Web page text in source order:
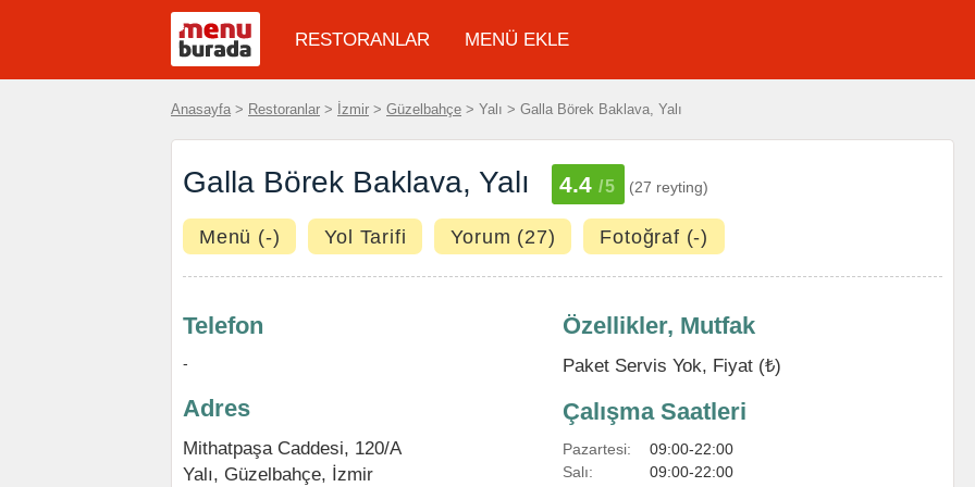
RESTORANLAR MENÜ EKLE
Anasayfa > Restoranlar > İzmir > Güzelbahçe > Yalı > Galla Börek Baklava, Yalı
Galla Börek Baklava, Yalı 4.4 /5 (27 reyting)
Menü (-) Yol Tarifi Yorum (27) Fotoğraf (-)
Telefon
-
Adres
Mithatpaşa Caddesi, 120/A
Yalı, Güzelbahçe, İzmir
Özellikler, Mutfak
Paket Servis Yok, Fiyat (₺)
Çalışma Saatleri
Pazartesi:
09:00-22:00
Salı:
09:00-22:00